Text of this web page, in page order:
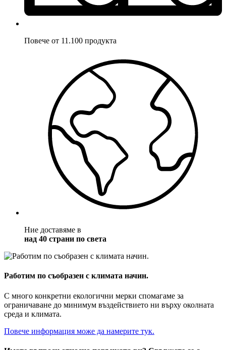
Повече от 11.100 продукта
Ние доставяме в
над 40 страни по света
Работим по съобразен с климата начин.
С много конкретни екологични мерки спомагаме за
ограничаване до минимум въздействието ни върху околната
среда и климата.
Повече информация може да намерите тук.